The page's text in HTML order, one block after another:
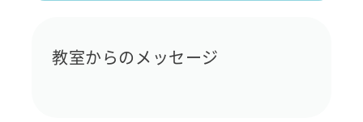
教室からのメッセージ